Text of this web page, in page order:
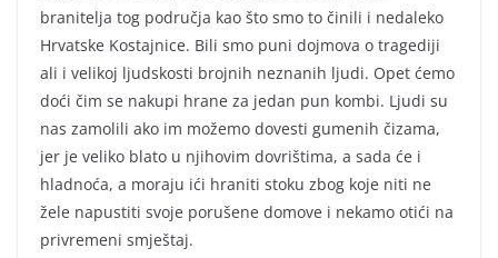
branitelja tog područja kao što smo to činili i nedaleko
Hrvatske Kostajnice. Bili smo puni dojmova o tragediji
ali i velikoj ljudskosti brojnih neznanih ljudi. Opet ćemo
doći čim se nakupi hrane za jedan pun kombi. Ljudi su
nas zamolili ako im možemo dovesti gumenih čizama,
jer je veliko blato u njihovim dovrištima, a sada će i
hladnoća, a moraju ići hraniti stoku zbog koje niti ne
žele napustiti svoje porušene domove i nekamo otići na
privremeni smještaj.